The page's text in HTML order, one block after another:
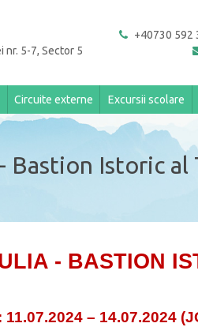
nr. 5-7, Sector 5
+40730 592
Circuite externe Excursii scolare
Bastion Istoric al
- BASTION
11.07.2024 – 14.07.2024